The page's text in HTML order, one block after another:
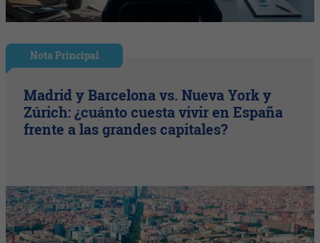
Nota Principal
Madrid y Barcelona vs. Nueva York y
Zúrich: ¿cuánto cuesta vivir en España
frente a las grandes capitales?